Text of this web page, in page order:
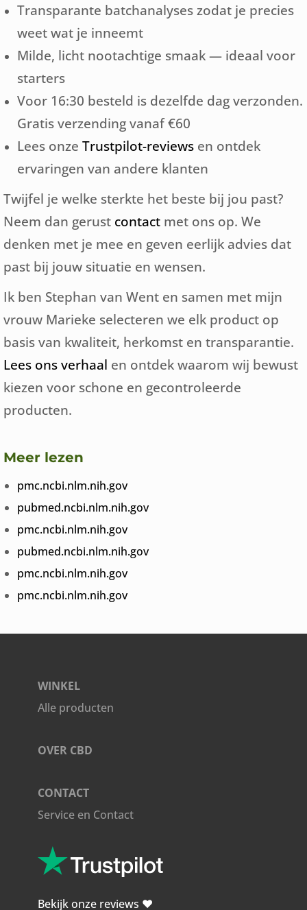
Transparante batchanalyses zodat je precies
weet wat je inneemt
Milde, licht nootachtige smaak — ideaal voor
starters
Voor 16:30 besteld is dezelfde dag verzonden.
Gratis verzending vanaf €60
Lees onze Trustpilot-reviews en ontdek
ervaringen van andere klanten
Twijfel je welke sterkte het beste bij jou past?
Neem dan gerust contact met ons op. We
denken met je mee en geven eerlijk advies dat
past bij jouw situatie en wensen.
Ik ben Stephan van Went en samen met mijn
vrouw Marieke selecteren we elk product op
basis van kwaliteit, herkomst en transparantie.
Lees ons verhaal en ontdek waarom wij bewust
kiezen voor schone en gecontroleerde
producten.
Meer lezen
pmc.ncbi.nlm.nih.gov
pubmed.ncbi.nlm.nih.gov
pmc.ncbi.nlm.nih.gov
pubmed.ncbi.nlm.nih.gov
pmc.ncbi.nlm.nih.gov
pmc.ncbi.nlm.nih.gov
WINKEL
Alle producten
OVER CBD
CONTACT
Service en Contact
Bekijk onze reviews ❤️